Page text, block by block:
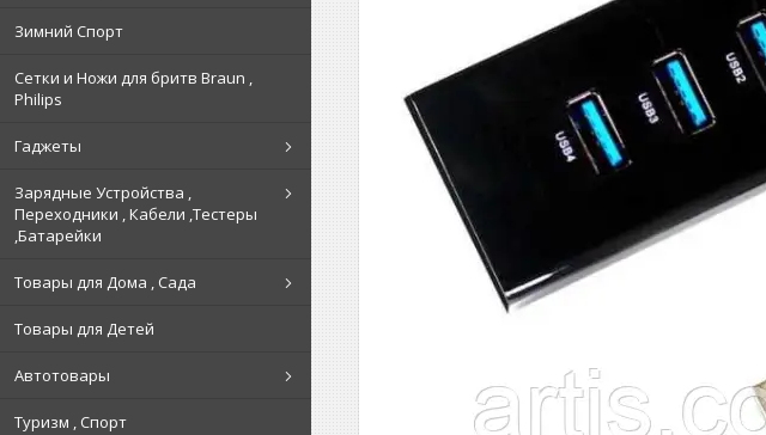
Зимний Спорт
Сетки и Ножи для бритв Braun ,
Philips
Гаджеты
Зарядные Устройства ,
Переходники , Кабели ,Тестеры
,Батарейки
Товары для Дома , Сада
Товары для Детей
Автотовары
Туризм , Спорт